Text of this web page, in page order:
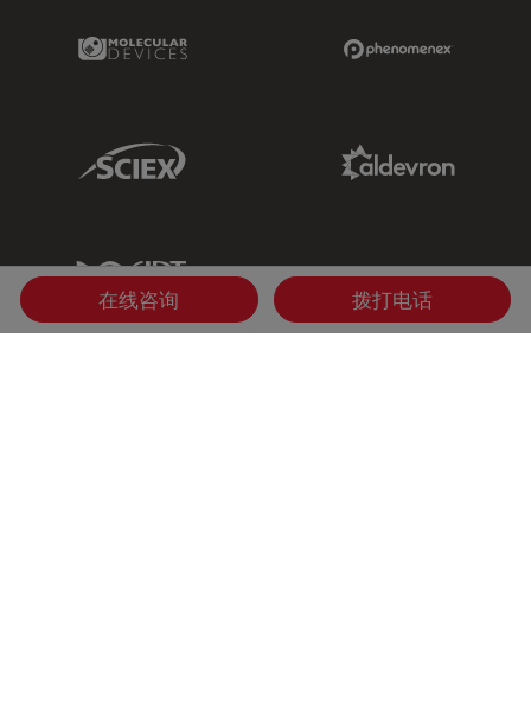
Molecular Devices Link
Sciex Link
IDT Link
在线咨询 拨打电话